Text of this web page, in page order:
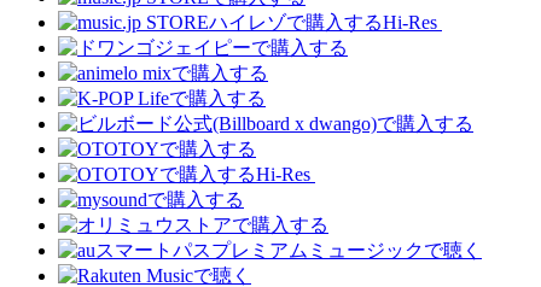
Hi-Res
Hi-Res